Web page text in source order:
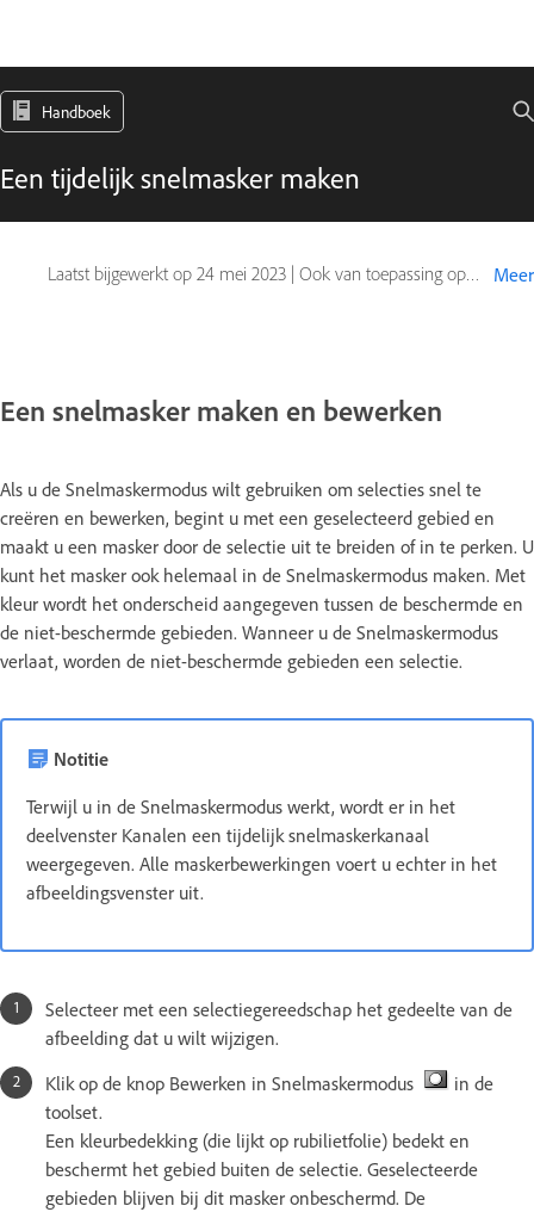
Handboek
Een tijdelijk snelmasker maken
Laatst bijgewerkt op 24 mei 2023 | Ook van toepassing op Adobe Photoshop CS6 Meer
Een snelmasker maken en bewerken
Als u de Snelmaskermodus wilt gebruiken om selecties snel te
creëren en bewerken, begint u met een geselecteerd gebied en
maakt u een masker door de selectie uit te breiden of in te perken. U
kunt het masker ook helemaal in de Snelmaskermodus maken. Met
kleur wordt het onderscheid aangegeven tussen de beschermde en
de niet-beschermde gebieden. Wanneer u de Snelmaskermodus
verlaat, worden de niet-beschermde gebieden een selectie.
Notitie
Terwijl u in de Snelmaskermodus werkt, wordt er in het
deelvenster Kanalen een tijdelijk snelmaskerkanaal
weergegeven. Alle maskerbewerkingen voert u echter in het
afbeeldingsvenster uit.
Selecteer met een selectiegereedschap het gedeelte van de
afbeelding dat u wilt wijzigen.
Klik op de knop Bewerken in Snelmaskermodus
in de
toolset.
Een kleurbedekking (die lijkt op rubilietfolie) bedekt en
beschermt het gebied buiten de selectie. Geselecteerde
gebieden blijven bij dit masker onbeschermd. De